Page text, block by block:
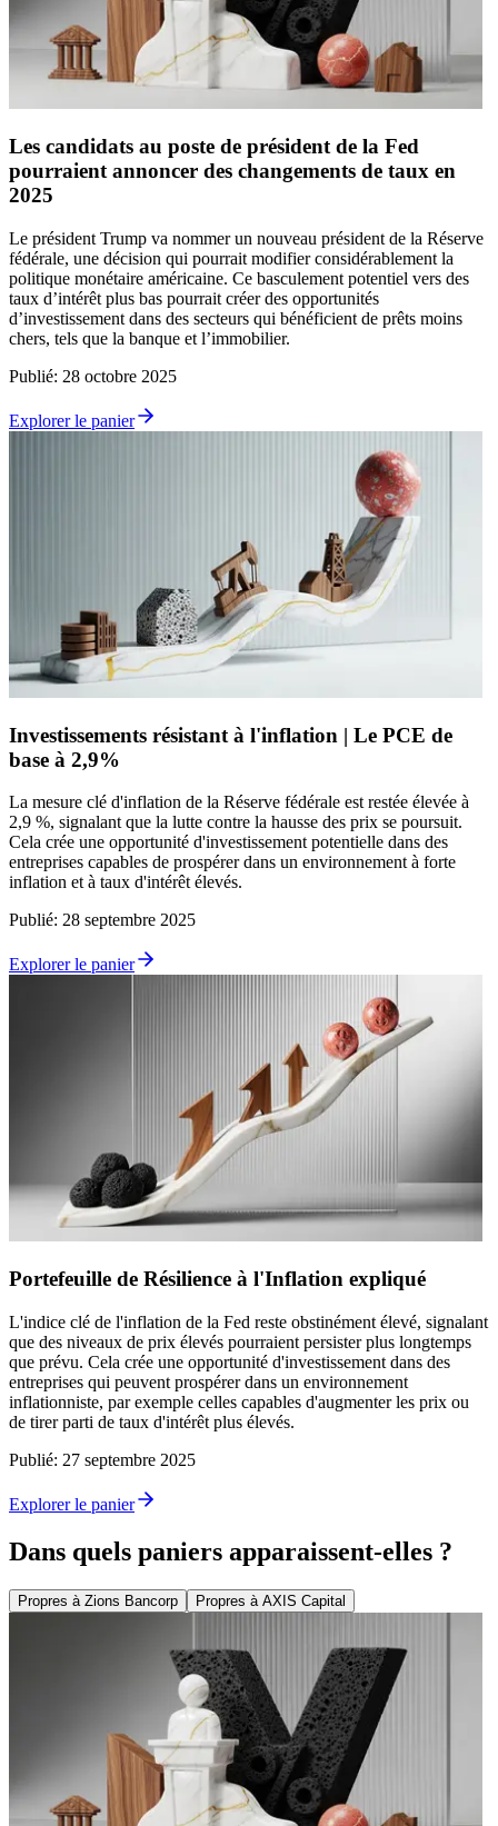
Les candidats au poste de président de la Fed
pourraient annoncer des changements de taux en
2025
Le président Trump va nommer un nouveau président de la Réserve
fédérale, une décision qui pourrait modifier considérablement la
politique monétaire américaine. Ce basculement potentiel vers des
taux d’intérêt plus bas pourrait créer des opportunités
d’investissement dans des secteurs qui bénéficient de prêts moins
chers, tels que la banque et l’immobilier.
Publié: 28 octobre 2025
Explorer le panier
Investissements résistant à l'inflation | Le PCE de
base à 2,9%
La mesure clé d'inflation de la Réserve fédérale est restée élevée à
2,9 %, signalant que la lutte contre la hausse des prix se poursuit.
Cela crée une opportunité d'investissement potentielle dans des
entreprises capables de prospérer dans un environnement à forte
inflation et à taux d'intérêt élevés.
Publié: 28 septembre 2025
Explorer le panier
Portefeuille de Résilience à l'Inflation expliqué
L'indice clé de l'inflation de la Fed reste obstinément élevé, signalant
que des niveaux de prix élevés pourraient persister plus longtemps
que prévu. Cela crée une opportunité d'investissement dans des
entreprises qui peuvent prospérer dans un environnement
inflationniste, par exemple celles capables d'augmenter les prix ou
de tirer parti de taux d'intérêt plus élevés.
Publié: 27 septembre 2025
Explorer le panier
Dans quels paniers apparaissent-elles ?
Propres à Zions Bancorp Propres à AXIS Capital